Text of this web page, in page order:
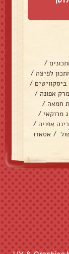
/
לפיצה /
/
מרק אפונה /
חמאה /
מרוקאי /
אפויה /
/ אסאדו